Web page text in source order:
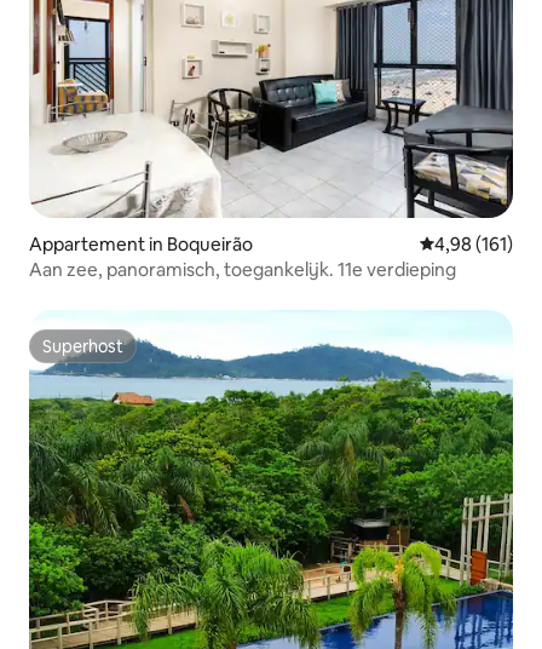
Appartement in Boqueirão Gemiddelde
4,98 (161)
Aan zee, panoramisch, toegankelijk. 11e verdieping
Superhost
Superhost